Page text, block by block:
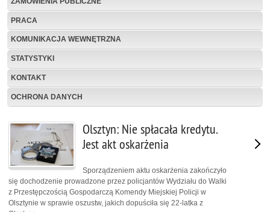
PRACA
KOMUNIKACJA WEWNĘTRZNA
STATYSTYKI
KONTAKT
OCHRONA DANYCH
Olsztyn: Nie spłacała kredytu.
Jest akt oskarżenia
Sporządzeniem aktu oskarżenia zakończyło
się dochodzenie prowadzone przez policjantów Wydziału do Walki
z Przestępczością Gospodarczą Komendy Miejskiej Policji w
Olsztynie w sprawie oszustw, jakich dopuściła się 22-latka z